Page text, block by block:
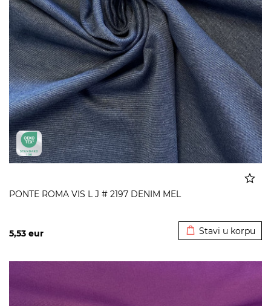
PONTE ROMA VIS L J # 2197 DENIM MEL
5,53 eur Stavi u korpu